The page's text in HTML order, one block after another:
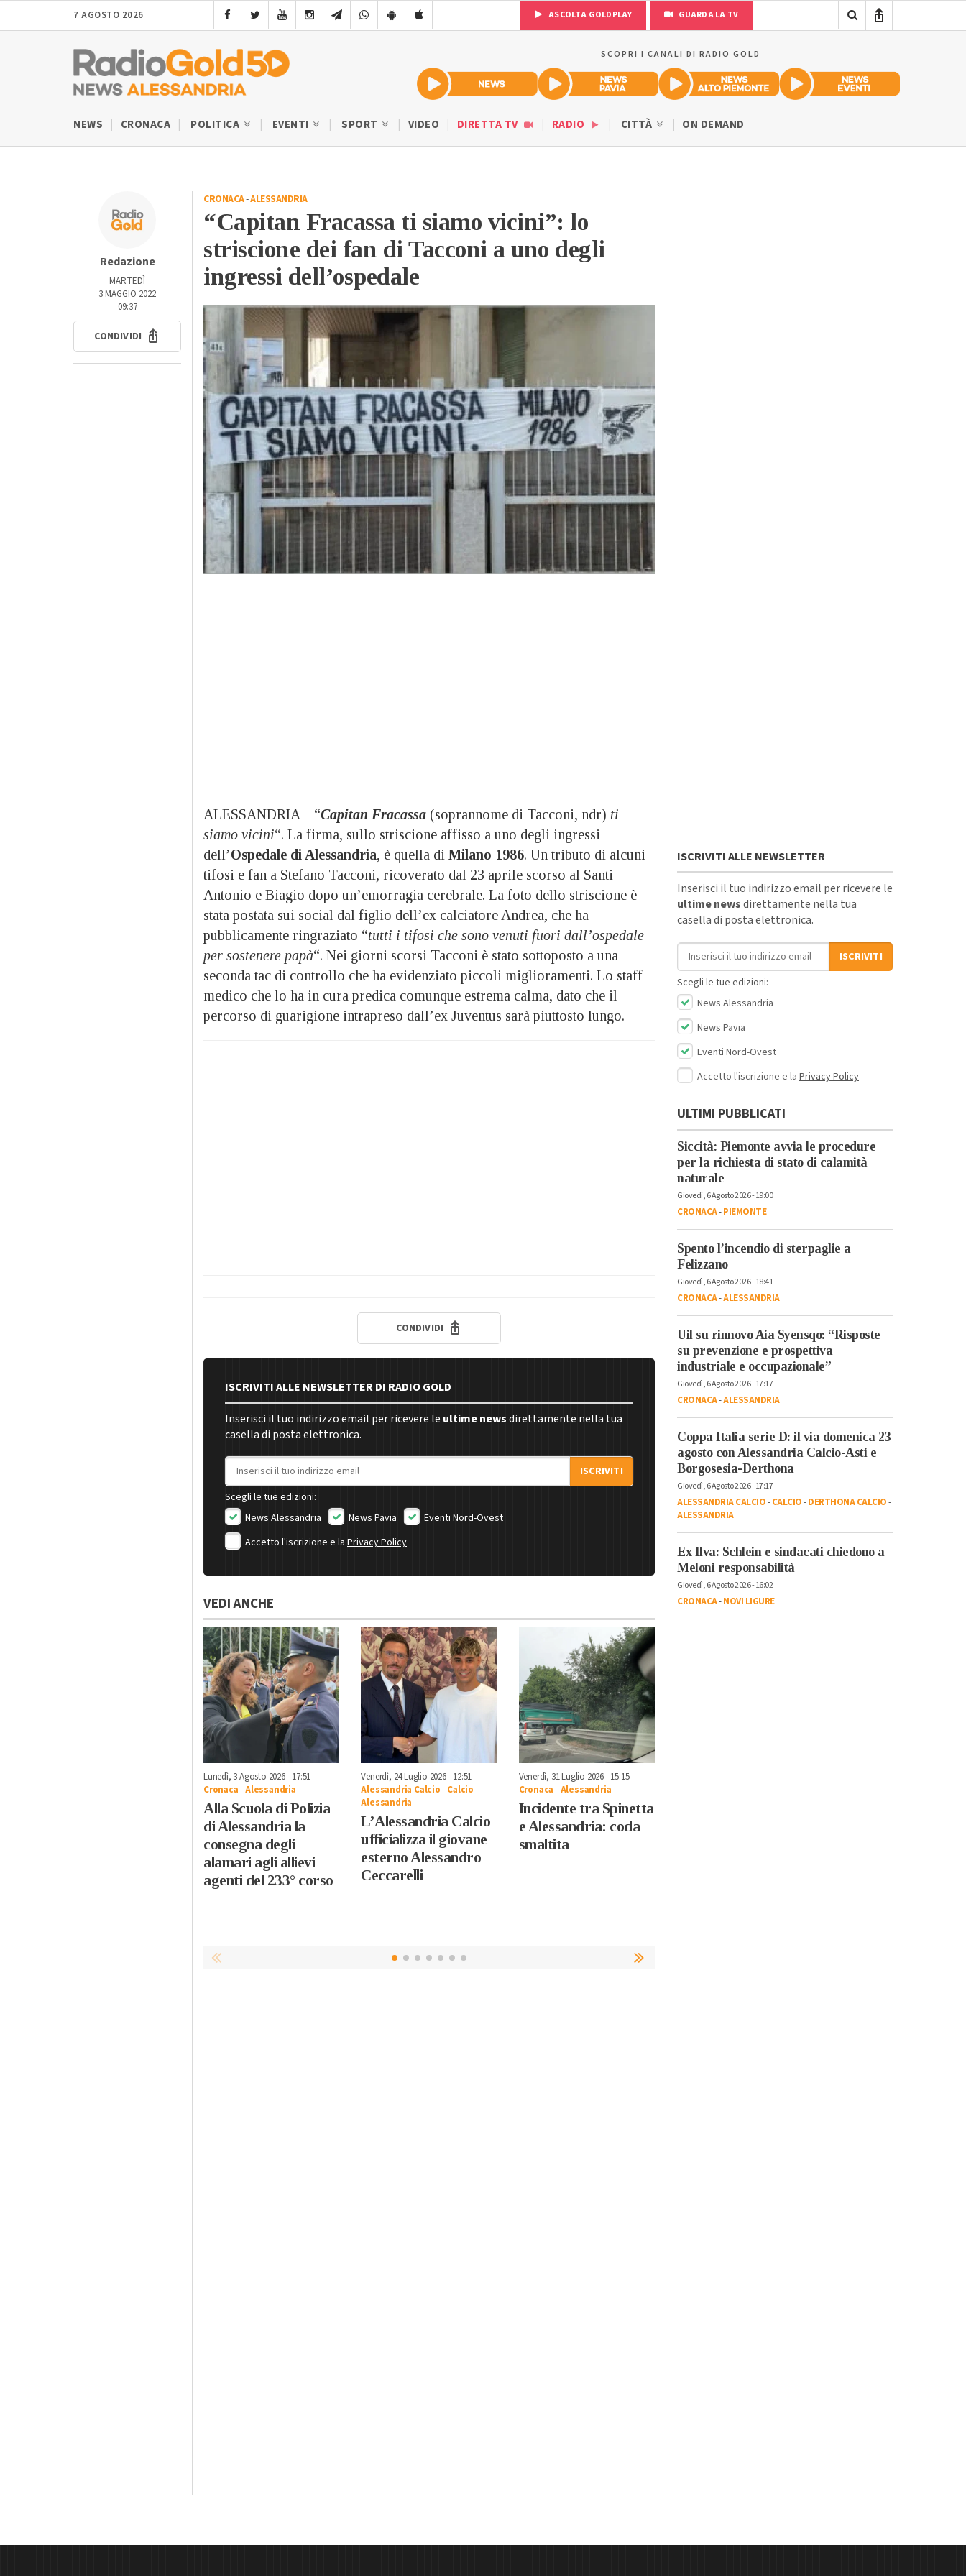
7 AGOSTO 2026 ASCOLTA GOLDPLAY GUARDA LA TV
SCOPRI I CANALI DI RADIO GOLD
NEWS CRONACA POLITICA EVENTI SPORT VIDEO DIRETTA TV RADIO CITTÀ ON DEMAND
Redazione
MARTEDÌ
3 MAGGIO 2022
09:37
CONDIVIDI
CRONACA-ALESSANDRIA
“Capitan Fracassa ti siamo vicini”: lo
striscione dei fan di Tacconi a uno degli
ingressi dell’ospedale
ALESSANDRIA – “Capitan Fracassa (soprannome di Tacconi, ndr) ti
siamo vicini“. La firma, sullo striscione affisso a uno degli ingressi
dell’Ospedale di Alessandria, è quella di Milano 1986. Un tributo di alcuni
tifosi e fan a Stefano Tacconi, ricoverato dal 23 aprile scorso al Santi
Antonio e Biagio dopo un’emorragia cerebrale. La foto dello striscione è
stata postata sui social dal figlio dell’ex calciatore Andrea, che ha
pubblicamente ringraziato “tutti i tifosi che sono venuti fuori dall’ospedale
per sostenere papà“. Nei giorni scorsi Tacconi è stato sottoposto a una
seconda tac di controllo che ha evidenziato piccoli miglioramenti. Lo staff
medico che lo ha in cura predica comunque estrema calma, dato che il
percorso di guarigione intrapreso dall’ex Juventus sarà piuttosto lungo.
CONDIVIDI
ISCRIVITI ALLE NEWSLETTER DI RADIO GOLD
Inserisci il tuo indirizzo email per ricevere le ultime newsdirettamente nella tua
casella di posta elettronica.
Indirizzo email
ISCRIVITI
Scegli le tue edizioni:
News Alessandria
News Pavia
Eventi Nord-Ovest
Accetto l'iscrizione e la Privacy Policy
VEDI ANCHE
Lunedì, 3 Agosto 2026 - 17:51
Cronaca-Alessandria
Alla Scuola di Polizia
di Alessandria la
consegna degli
alamari agli allievi
agenti del 233° corso
Venerdì, 24 Luglio 2026 - 12:51
Alessandria Calcio -Calcio -
Alessandria
L’Alessandria Calcio
ufficializza il giovane
esterno Alessandro
Ceccarelli
Venerdì, 31 Luglio 2026 - 15:15
Cronaca -Alessandria
Incidente tra Spinetta
e Alessandria: coda
smaltita
ISCRIVITI ALLE NEWSLETTER
Inserisci il tuo indirizzo email per ricevere le
ultime newsdirettamente nella tua
casella di posta elettronica.
Indirizzo email
ISCRIVITI
Scegli le tue edizioni:
News Alessandria
News Pavia
Eventi Nord-Ovest
Accetto l'iscrizione e la Privacy Policy
ULTIMI PUBBLICATI
Siccità: Piemonte avvia le procedure
per la richiesta di stato di calamità
naturale
Giovedì, 6 Agosto 2026 - 19:00
CRONACA-PIEMONTE
Spento l’incendio di sterpaglie a
Felizzano
Giovedì, 6 Agosto 2026 - 18:41
CRONACA-ALESSANDRIA
Uil su rinnovo Aia Syensqo: “Risposte
su prevenzione e prospettiva
industriale e occupazionale”
Giovedì, 6 Agosto 2026 - 17:17
CRONACA-ALESSANDRIA
Coppa Italia serie D: il via domenica 23
agosto con Alessandria Calcio-Asti e
Borgosesia-Derthona
Giovedì, 6 Agosto 2026 - 17:17
ALESSANDRIA CALCIO-CALCIO-DERTHONA CALCIO-
ALESSANDRIA
Ex Ilva: Schlein e sindacati chiedono a
Meloni responsabilità
Giovedì, 6 Agosto 2026 - 16:02
CRONACA-NOVI LIGURE